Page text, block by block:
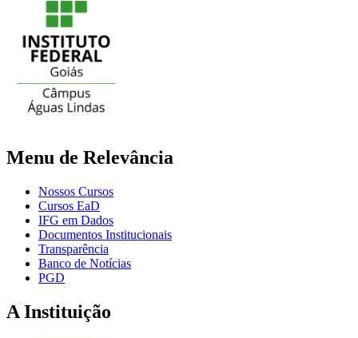
Menu de Relevância
Nossos Cursos
Cursos EaD
IFG em Dados
Documentos Institucionais
Transparência
Banco de Notícias
PGD
A Instituição